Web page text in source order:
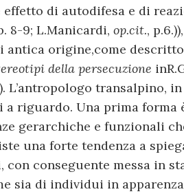
di autodifesa e di
8-9; L.Manicardi, op.cit.,
antica origine,come
della persecuzione
L’antropologo transalpino,
riguardo. Una prima forma
gerarchiche e funzionali
una forte tendenza a
con conseguente messa in
sia di individui in